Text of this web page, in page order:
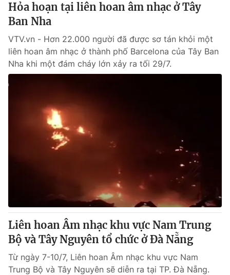
Hỏa hoạn tại liên hoan âm nhạc ở Tây
Ban Nha
VTV.vn - Hơn 22.000 người đã được sơ tán khỏi một
liên hoan âm nhạc ở thành phố Barcelona của Tây Ban
Nha khi một đám cháy lớn xảy ra tối 29/7.
Liên hoan Âm nhạc khu vực Nam Trung
Bộ và Tây Nguyên tổ chức ở Đà Nẵng
Từ ngày 7-10/7, Liên hoan Âm nhạc khu vực Nam
Trung Bộ và Tây Nguyên sẽ diễn ra tại TP. Đà Nẵng.